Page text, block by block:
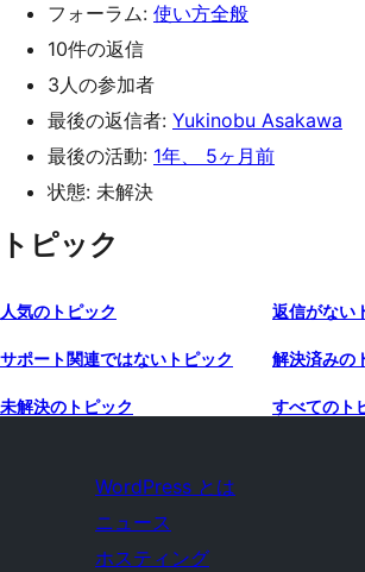
フォーラム: 使い方全般
10件の返信
3人の参加者
最後の返信者: Yukinobu Asakawa
最後の活動: 1年、 5ヶ月前
状態: 未解決
トピック
人気のトピック 返信がない
サポート関連ではないトピック 解決済みの
未解決のトピック すべてのト
WordPress とは
ニュース
ホスティング